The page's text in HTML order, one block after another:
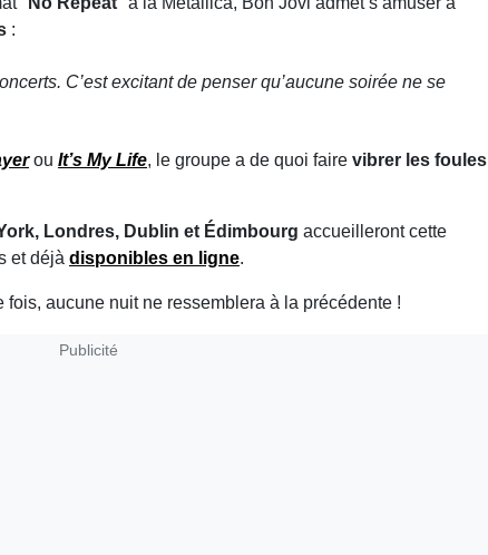
:
C’est excitant de penser qu’aucune soirée ne se
ou It’s My Life, le groupe a de quoi faire vibrer les foules
Londres, Dublin et Édimbourg accueilleront cette
et déjà disponibles en ligne.
fois, aucune nuit ne ressemblera à la précédente !
Publicité